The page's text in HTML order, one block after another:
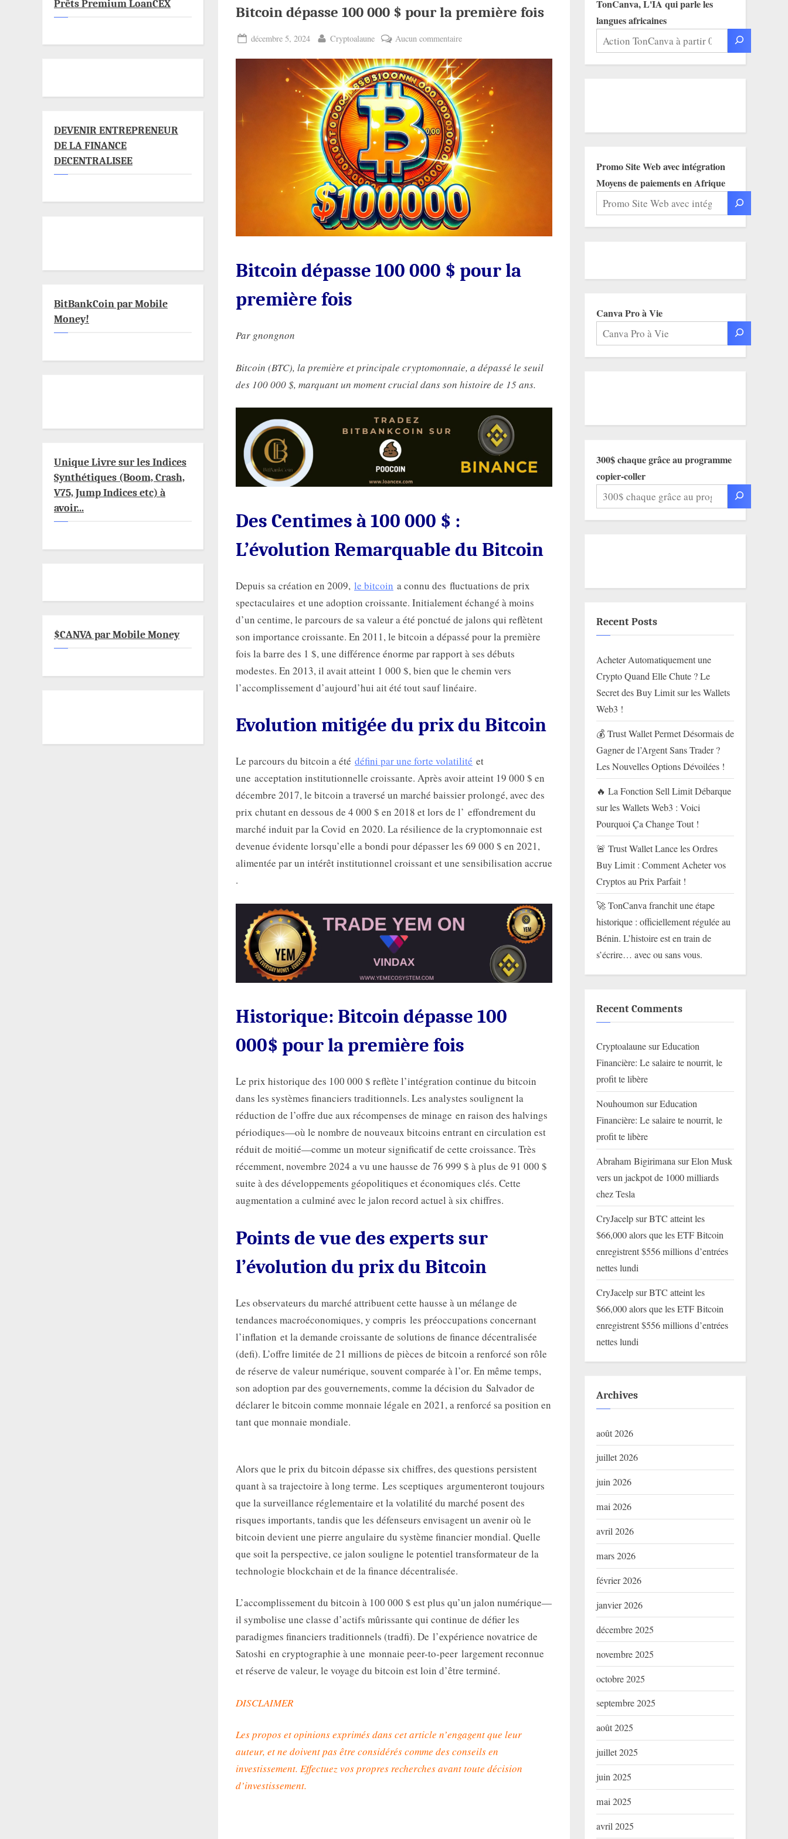
Bitcoin dépasse 100 000 $ pour la première fois
Posted
décembre 5, 2024 By
Cryptoalaune Aucun commentairesur
dépasse
100
000
$
pour
la
première
fois
Bitcoin dépasse 100 000 $ pour la
première fois
Par gnongnon
Bitcoin (BTC), la première et principale cryptomonnaie, a dépassé le seuil
des 100 000 $, marquant un moment crucial dans son histoire de 15 ans.
Des Centimes à 100 000 $ :
L’évolution Remarquable du Bitcoin
Depuis sa création en 2009, le bitcoin a connu des fluctuations de prix
spectaculaires et une adoption croissante. Initialement échangé à moins
d’un centime, le parcours de sa valeur a été ponctué de jalons qui reflètent
son importance croissante. En 2011, le bitcoin a dépassé pour la première
fois la barre des 1 $, une différence énorme par rapport à ses débuts
modestes. En 2013, il avait atteint 1 000 $, bien que le chemin vers
l’accomplissement d’aujourd’hui ait été tout sauf linéaire.
Evolution mitigée du prix du Bitcoin
Le parcours du bitcoin a été défini par une forte volatilité et
une acceptation institutionnelle croissante. Après avoir atteint 19 000 $ en
décembre 2017, le bitcoin a traversé un marché baissier prolongé, avec des
prix chutant en dessous de 4 000 $ en 2018 et lors de l’ effondrement du
marché induit par la Covid en 2020. La résilience de la cryptomonnaie est
devenue évidente lorsqu’elle a bondi pour dépasser les 69 000 $ en 2021,
alimentée par un intérêt institutionnel croissant et une sensibilisation accrue​
.
Historique: Bitcoin dépasse 100
000$ pour la première fois
Le prix historique des 100 000 $ reflète l’intégration continue du bitcoin
dans les systèmes financiers traditionnels. Les analystes soulignent la
réduction de l’offre due aux récompenses de minage en raison des halvings
périodiques—où le nombre de nouveaux bitcoins entrant en circulation est
réduit de moitié—comme un moteur significatif de cette croissance. Très
récemment, novembre 2024 a vu une hausse de 76 999 $ à plus de 91 000 $
suite à des développements géopolitiques et économiques clés. Cette
augmentation a culminé avec le jalon record actuel à six chiffres.
Points de vue des experts sur
l’évolution du prix du Bitcoin
Les observateurs du marché attribuent cette hausse à un mélange de
tendances macroéconomiques, y compris les préoccupations concernant
l’inflation et la demande croissante de solutions de finance décentralisée
(defi). L’offre limitée de 21 millions de pièces de bitcoin a renforcé son rôle
de réserve de valeur numérique, souvent comparée à l’or. En même temps,
son adoption par des gouvernements, comme la décision du Salvador de
déclarer le bitcoin comme monnaie légale en 2021, a renforcé sa position en
tant que monnaie mondiale​.
Alors que le prix du bitcoin dépasse six chiffres, des questions persistent
quant à sa trajectoire à long terme. Les sceptiques argumenteront toujours
que la surveillance réglementaire et la volatilité du marché posent des
risques importants, tandis que les défenseurs envisagent un avenir où le
bitcoin devient une pierre angulaire du système financier mondial. Quelle
que soit la perspective, ce jalon souligne le potentiel transformateur de la
technologie blockchain et de la finance décentralisée​.
L’accomplissement du bitcoin à 100 000 $ est plus qu’un jalon numérique—
il symbolise une classe d’actifs mûrissante qui continue de défier les
paradigmes financiers traditionnels (tradfi). De l’expérience novatrice de
Satoshi en cryptographie à une monnaie peer-to-peer largement reconnue
et réserve de valeur, le voyage du bitcoin est loin d’être terminé.
DISCLAIMER
Les propos et opinions exprimés dans cet article n’engagent que leur
auteur, et ne doivent pas être considérés comme des conseils en
investissement. Effectuez vos propres recherches avant toute décision
d’investissement.
Prêts Premium LoanCEX
DEVENIR ENTREPRENEUR
DE LA FINANCE
DECENTRALISEE
BitBankCoin par Mobile
Money!
Unique Livre sur les Indices
Synthétiques (Boom, Crash,
V75, Jump Indices etc) à
avoir...
$CANVA par Mobile Money
TonCanva, L'IA qui parle les
langues africaines
Promo Site Web avec intégration
Moyens de paiements en Afrique
Canva Pro à Vie
300$ chaque grâce au programme
copier-coller
Recent Posts
Acheter Automatiquement une
Crypto Quand Elle Chute ? Le
Secret des Buy Limit sur les Wallets
Web3 !
💰 Trust Wallet Permet Désormais de
Gagner de l’Argent Sans Trader ?
Les Nouvelles Options Dévoilées !
🔥 La Fonction Sell Limit Débarque
sur les Wallets Web3 : Voici
Pourquoi Ça Change Tout !
🚨 Trust Wallet Lance les Ordres
Buy Limit : Comment Acheter vos
Cryptos au Prix Parfait !
🚀 TonCanva franchit une étape
historique : officiellement régulée au
Bénin. L’histoire est en train de
s’écrire… avec ou sans vous.
Recent Comments
CryptoalaunesurEducation
Financière: Le salaire te nourrit, le
profit te libère
NouhoumonsurEducation
Financière: Le salaire te nourrit, le
profit te libère
Abraham BigirimanasurElon Musk
vers un jackpot de 1000 milliards
chez Tesla
CryJacelpsurBTC atteint les
$66,000 alors que les ETF Bitcoin
enregistrent $556 millions d’entrées
nettes lundi
CryJacelpsurBTC atteint les
$66,000 alors que les ETF Bitcoin
enregistrent $556 millions d’entrées
nettes lundi
Archives
août 2026
juillet 2026
juin 2026
mai 2026
avril 2026
mars 2026
février 2026
janvier 2026
décembre 2025
novembre 2025
octobre 2025
septembre 2025
août 2025
juillet 2025
juin 2025
mai 2025
avril 2025